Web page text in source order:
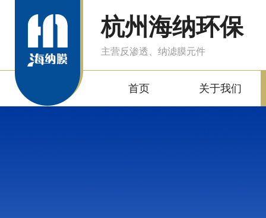
杭州海纳环保
主营反渗透、纳滤膜元件
首页 关于我们